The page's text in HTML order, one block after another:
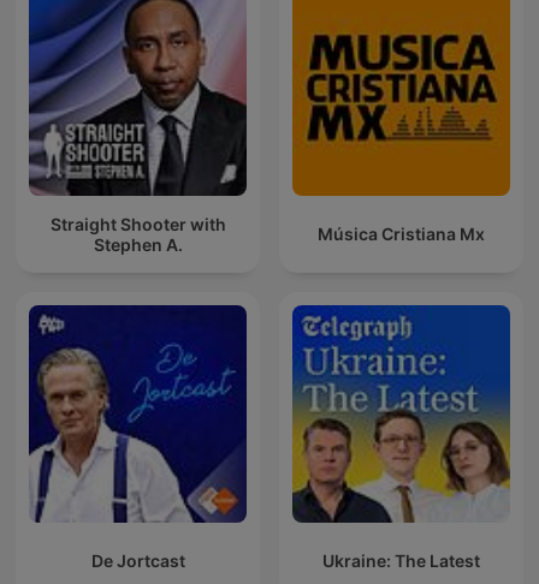
Straight Shooter with
Stephen A.
Música Cristiana Mx
De Jortcast Ukraine: The Latest